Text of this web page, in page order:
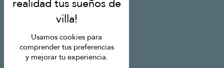
Usamos cookies para
comprender tus preferencias
y mejorar tu experiencia.